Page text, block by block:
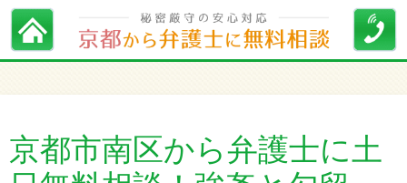
京都市南区から弁護士に土